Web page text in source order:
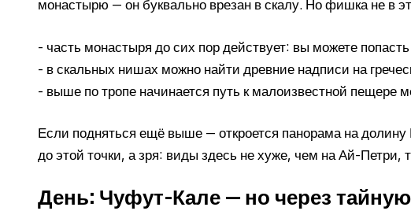
монастырю — он буквально врезан в скалу. Но фишка не в
- часть монастыря до сих пор действует: вы можете
- в скальных нишах можно найти древние надписи на
- выше по тропе начинается путь к малоизвестной пещере
Если подняться ещё выше — откроется панорама на
до этой точки, а зря: виды здесь не хуже, чем на Ай-Петри,
День: Чуфут-Кале — но через